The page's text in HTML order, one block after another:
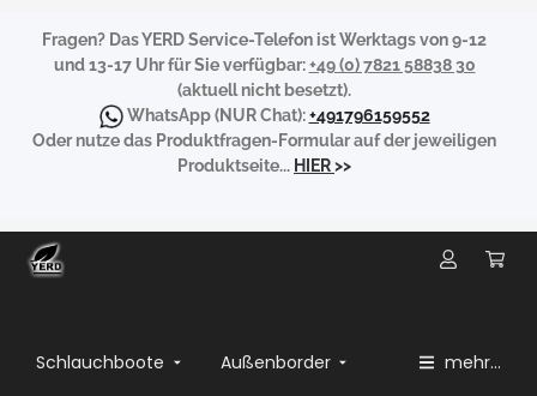
Fragen? Das YERD Service-Telefon ist Werktags von 9-12
und 13-17 Uhr für Sie verfügbar:+49 (0) 7821 58838 30
(aktuell nicht besetzt).
WhatsApp(NUR Chat):+491796159552
Oder nutze das Produktfragen-Formular auf der jeweiligen
Produktseite... HIER>>
Schlauchboote Außenborder mehr...